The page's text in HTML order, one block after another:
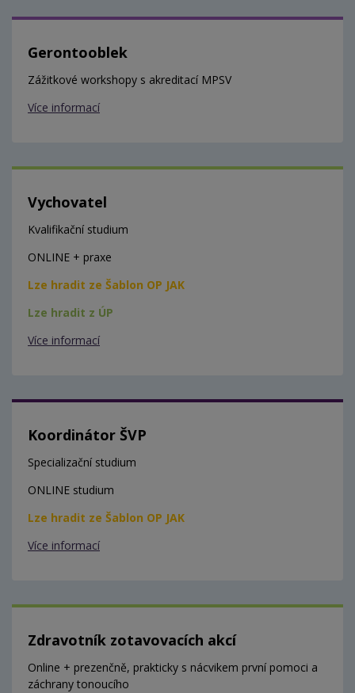
Gerontooblek
Zážitkové workshopy s akreditací MPSV
Více informací
Vychovatel
Kvalifikační studium
ONLINE + praxe
Lze hradit ze Šablon OP JAK
Lze hradit z ÚP
Více informací
Koordinátor ŠVP
Specializační studium
ONLINE studium
Lze hradit ze Šablon OP JAK
Více informací
Zdravotník zotavovacích akcí
Online + prezenčně, prakticky s nácvikem první pomoci a
záchrany tonoucího